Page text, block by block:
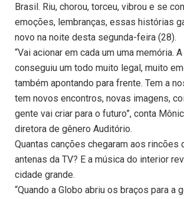
Brasil. Riu, chorou, torceu, vibrou e se
emoções, lembranças, essas histórias
novo na noite desta segunda-feira (28).
“Vai acionar em cada um uma memória.
conseguiu um todo muito legal, muito
também apontando para frente. Tem a
tem novos encontros, novas imagens,
gente vai criar para o futuro”, conta
diretora de gênero Auditório.
Quantas canções chegaram aos rincões
antenas da TV? E a música do interior
cidade grande.
“Quando a Globo abriu os braços para a